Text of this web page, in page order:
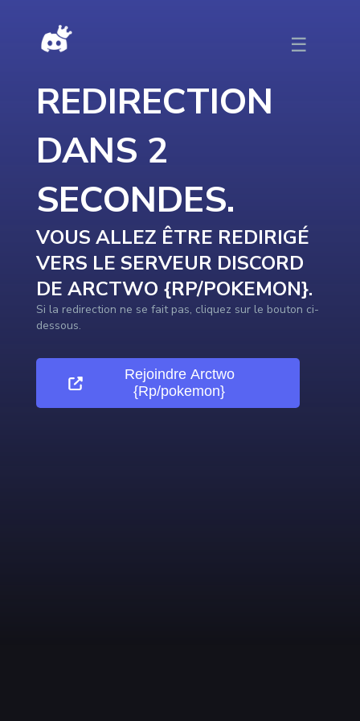
☰
REDIRECTION
DANS 2
SECONDES.
VOUS ALLEZ ÊTRE REDIRIGÉ
VERS LE SERVEUR DISCORD
DE ARCTWO {RP/POKEMON}.
Si la redirection ne se fait pas, cliquez sur le bouton ci-
dessous.
Rejoindre Arctwo
{Rp/pokemon}